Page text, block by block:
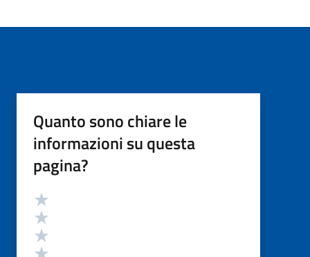
Quanto sono chiare le
informazioni su questa
pagina?
Valutazione